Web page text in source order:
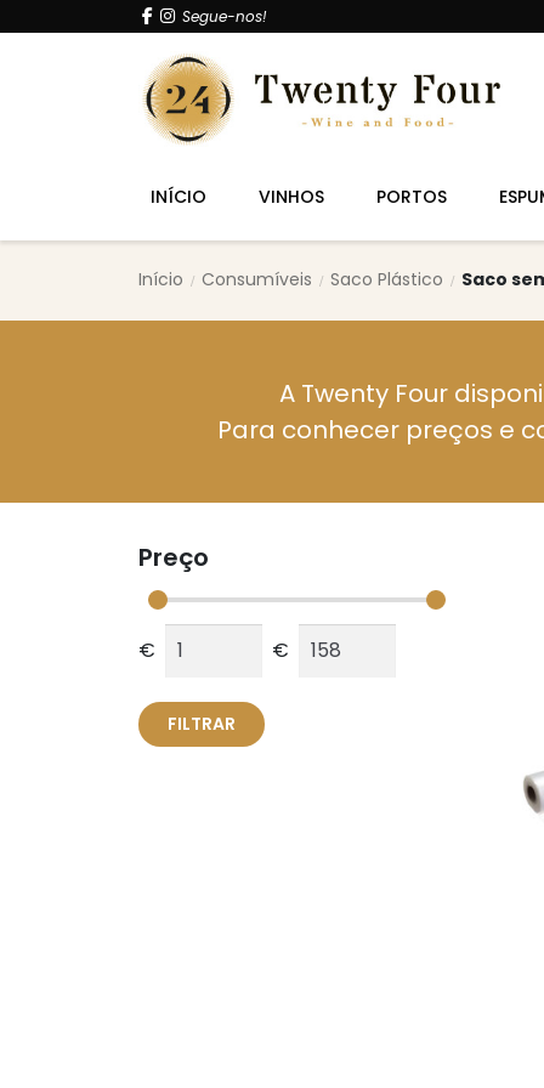
Segue-nos!
INÍCIO VINHOS PORTOS
Início Consumíveis Saco Plástico Saco
A Twenty Four
Para conhecer preços e
Preço
€ €
FILTRAR